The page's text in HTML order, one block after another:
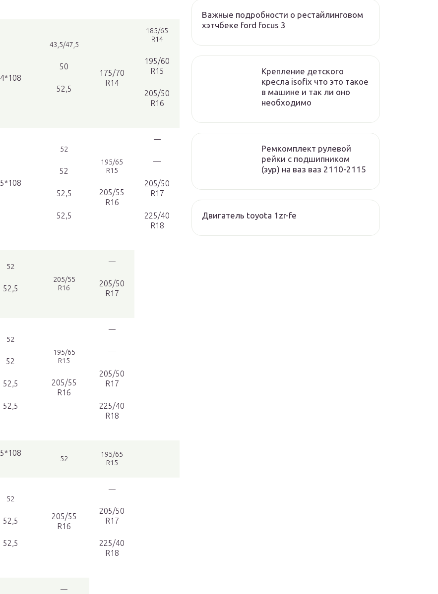
4*108
43,5/47,5
50
52,5
175/70
R14
185/65
R14
195/60
R15
205/50
R16
5*108
52
52
52,5
52,5
195/65
R15
205/55
R16
—
—
205/50
R17
225/40
R18
52
52,5
205/55
R16
—
205/50
R17
52
52
52,5
52,5
195/65
R15
205/55
R16
—
—
205/50
R17
225/40
R18
5*108
52
195/65
R15
—
52
52,5
52,5
205/55
R16
—
205/50
R17
225/40
R18
—
Важные подробности о рестайлинговом
хэтчбеке ford focus 3
Крепление детского
кресла isofix что это такое
в машине и так ли оно
необходимо
Ремкомплект рулевой
рейки с подшипником
(эур) на ваз ваз 2110-2115
Двигатель toyota 1zr-fe